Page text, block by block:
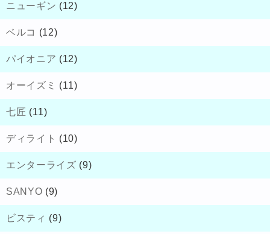
ニューギン (12)
ベルコ (12)
パイオニア (12)
オーイズミ (11)
七匠 (11)
ディライト (10)
エンターライズ (9)
SANYO (9)
ビスティ (9)